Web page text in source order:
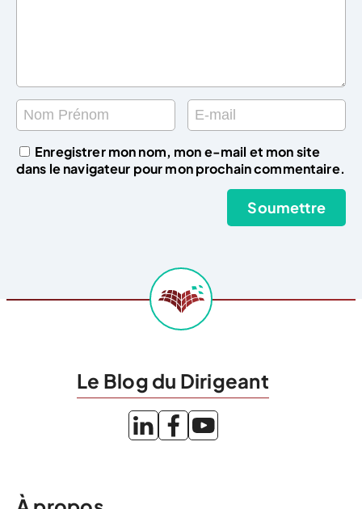
Enregistrer mon nom, mon e-mail et mon site
dans le navigateur pour mon prochain commentaire.
Le Blog du Dirigeant